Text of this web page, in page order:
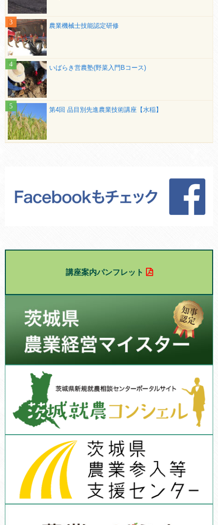
農業機械士技能認定研修
いばらき営農塾(野菜入門Bコース)
第4回 品目別先進農業技術講座【水稲】
講座案内パンフレット